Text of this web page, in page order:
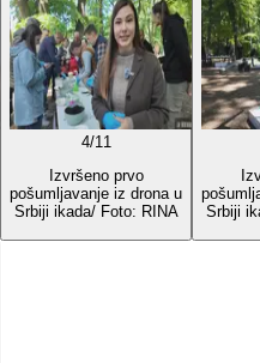
4/11
Izvršeno prvo
pošumljavanje iz drona u
Srbiji ikada/ Foto: RINA
Srbiji